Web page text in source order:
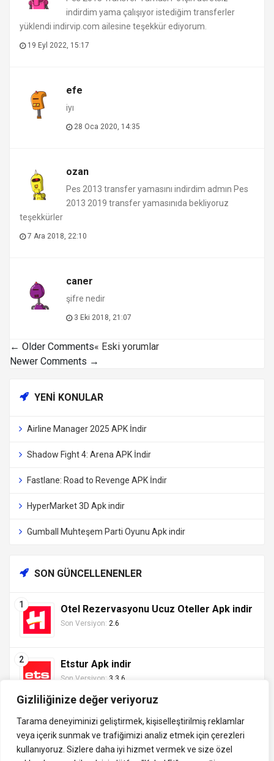
Gizliliğinize değer veriyoruz
Tarama deneyiminizi geliştirmek, kişiselleştirilmiş reklamlar
veya içerik sunmak ve trafiğimizi analiz etmek için çerezleri
kullanıyoruz. Sizlere daha iyi hizmet vermek ve size özel
indirdim yama çalışıyor istediğim transferler
yüklendi indirvip.com ailesine teşekkür ediyorum.
19 Eyl 2022, 15:17
efe
iyı
28 Oca 2020, 14:35
ozan
Pes 2013 transfer yamasını indirdim admın Pes
2013 2019 transfer yamasınıda bekliyoruz
teşekkürler
7 Ara 2018, 22:10
caner
şifre nedir
3 Eki 2018, 21:07
← Older Comments« Eski yorumlar
Newer Comments →
YENI KONULAR
Airline Manager 2025 APK İndir
Shadow Fight 4: Arena APK İndir
Fastlane: Road to Revenge APK İndir
HyperMarket 3D Apk indir
Gumball Muhteşem Parti Oyunu Apk indir
SON GÜNCELLENENLER
Otel Rezervasyonu Ucuz Oteller Apk indir
Son Versiyon: 2.6
Etstur Apk indir
Son Versiyon: 3.3.6
indirVip.com, en güvenilir ve hızlı APK indirme platformudur! En